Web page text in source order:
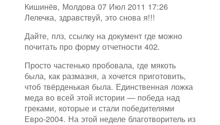
Кишинёв, Молдова 07 Июл 2011 17:26
Лелечка, здравствуй, это снова я!!!
Дайте, плз, ссылку на документ где можно
почитать про форму отчетности 402.
Просто частенько пробовала, где мякоть
была, как размазня, а хочется приготовить,
чтоб твёрденькая была. Единственная ложка
меда во всей этой истории — победа над
греками, которые и стали победителями
Евро-2004. На этой неделе благотворитель из